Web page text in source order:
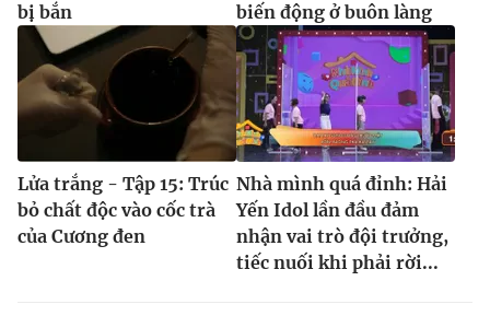
bị bắn
biến động ở buôn làng
Lửa trắng - Tập 15: Trúc
bỏ chất độc vào cốc trà
của Cương đen
Nhà mình quá đỉnh: Hải
Yến Idol lần đầu đảm
nhận vai trò đội trưởng,
tiếc nuối khi phải rời...